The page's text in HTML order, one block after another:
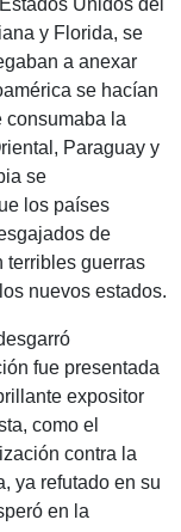
Unidos del
y Florida, se
a anexar
se hacían
consumaba la
Paraguay y
se
los países
de
terribles guerras
nuevos estados.
fue presentada
expositor
como el
contra la
ya refutado en su
en la